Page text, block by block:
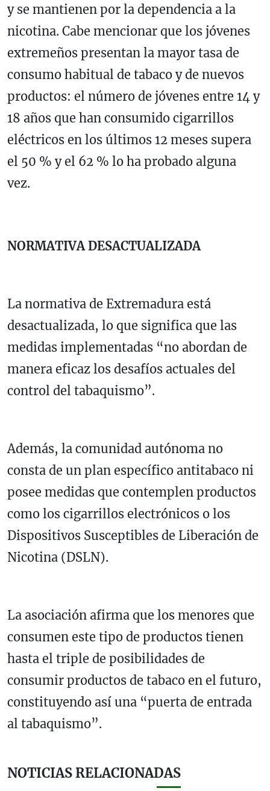
y se mantienen por la dependencia a la
nicotina. Cabe mencionar que los jóvenes
extremeños presentan la mayor tasa de
consumo habitual de tabaco y de nuevos
productos: el número de jóvenes entre 14 y
18 años que han consumido cigarrillos
eléctricos en los últimos 12 meses supera
el 50 % y el 62 % lo ha probado alguna
vez.
NORMATIVA DESACTUALIZADA
La normativa de Extremadura está
desactualizada, lo que significa que las
medidas implementadas “no abordan de
manera eficaz los desafíos actuales del
control del tabaquismo”.
Además, la comunidad autónoma no
consta de un plan específico antitabaco ni
posee medidas que contemplen productos
como los cigarrillos electrónicos o los
Dispositivos Susceptibles de Liberación de
Nicotina (DSLN).
La asociación afirma que los menores que
consumen este tipo de productos tienen
hasta el triple de posibilidades de
consumir productos de tabaco en el futuro,
constituyendo así una “puerta de entrada
al tabaquismo”.
NOTICIAS RELACIONADAS